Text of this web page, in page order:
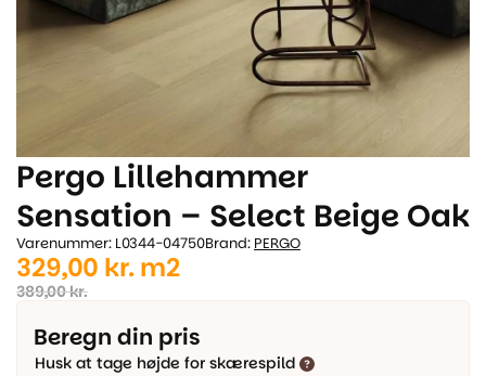
Pergo Lillehammer
Sensation – Select Beige Oak
Varenummer: L0344-04750Brand: PERGO
389,00kr.
Den
oprindelige
pris
var:
329,00 kr.
Den
aktuelle
pris
er:
m2
Beregn din pris
Husk at tage højde for skærespild